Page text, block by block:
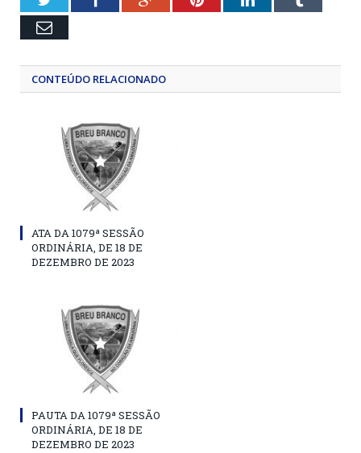
Email
CONTEÚDO RELACIONADO
ATA DA 1079ª SESSÃO
ORDINÁRIA, DE 18 DE
DEZEMBRO DE 2023
PAUTA DA 1079ª SESSÃO
ORDINÁRIA, DE 18 DE
DEZEMBRO DE 2023